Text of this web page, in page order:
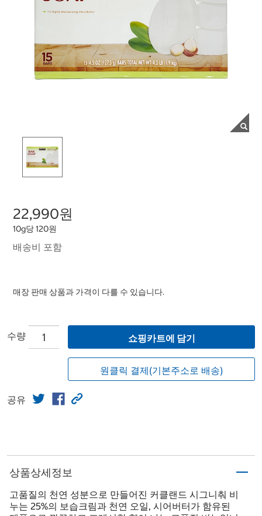
22,990원
10g당 120원
배송비 포함
매장 판매 상품과 가격이 다를 수 있습니다.
수량 쇼핑카트에 담기
원클릭 결제(기본주소로 배송)
공유
상품상세정보
고품질의 천연 성분으로 만들어진 커클랜드 시그니춰 비
누는 25%의 보습크림과 천연 오일, 시어버터가 함유된